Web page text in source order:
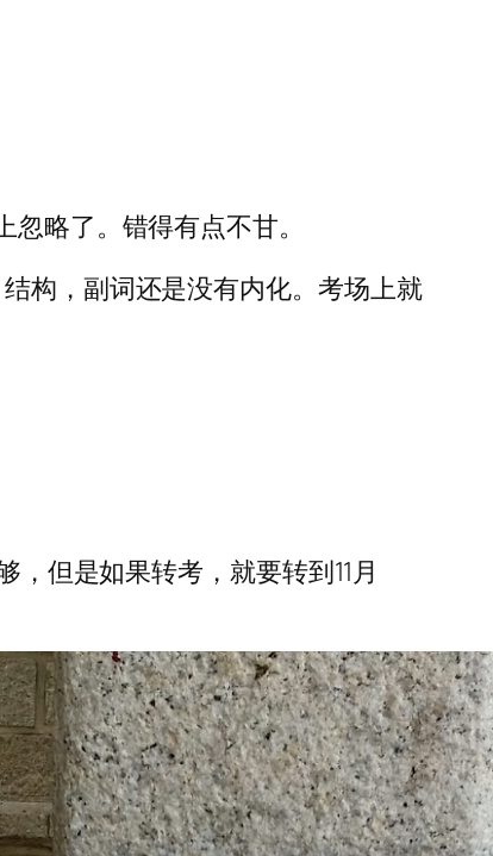
略了。错得有点不甘。
构，副词还是没有内化。考场上就
但是如果转考，就要转到11月